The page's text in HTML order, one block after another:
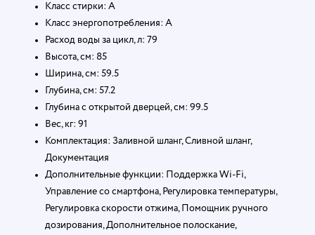
Класс стирки: A
Класс энергопотребления: A
Расход воды за цикл, л: 79
Высота, см: 85
Ширина, см: 59.5
Глубина, см: 57.2
Глубина с открытой дверцей, см: 99.5
Вес, кг: 91
Комплектация: Заливной шланг, Сливной шланг,
Документация
Дополнительные функции: Поддержка Wi-Fi,
Управление со смартфона, Регулировка температуры,
Регулировка скорости отжима, Помощник ручного
дозирования, Дополнительное полоскание,